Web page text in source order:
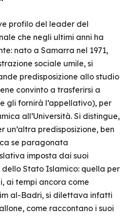
profilo del leader del
che negli ultimi anni ha
nato a Samarra nel 1971,
sociale umile, si
predisposizione allo studio
convinto a trasferirsi a
gli fornirà l’appellativo), per
all’Università. Si distingue,
un’altra predisposizione, ben
se paragonata
imposta dai suoi
Stato Islamico: quella per
ai tempi ancora come
al-Badri, si dilettava infatti
come raccontano i suoi